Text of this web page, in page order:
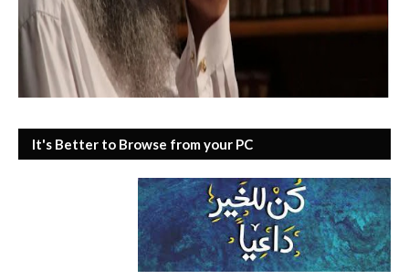
It's Better to Browse from your PC